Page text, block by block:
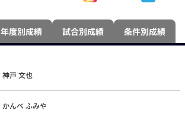
年度別成績 試合別成績 条件別成績
神戸 文也
かんべ ふみや